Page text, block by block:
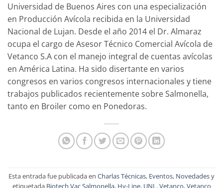
Universidad de Buenos Aires con una especialización
en Producción Avícola recibida en la Universidad
Nacional de Lujan. Desde el año 2014 el Dr. Almaraz
ocupa el cargo de Asesor Técnico Comercial Avícola de
Vetanco S.A con el manejo integral de cuentas avícolas
en América Latina. Ha sido disertante en varios
congresos en varios congresos internacionales y tiene
trabajos publicados recientemente sobre Salmonella,
tanto en Broiler como en Ponedoras.
Esta entrada fue publicada en Charlas Técnicas, Eventos, Novedadesy
etiquetada Biotech Vac Salmonella, Hy-Line, UNL ,Vetanco,Vetanco